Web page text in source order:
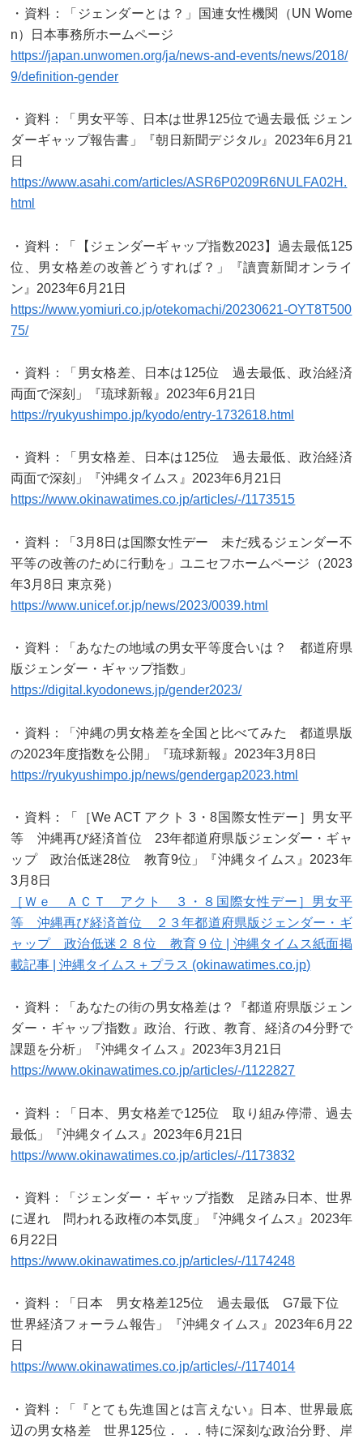
・資料：「ジェンダーとは？」国連女性機関（UN Wome
n）日本事務所ホームページ
https://japan.unwomen.org/ja/news-and-events/news/2018/
9/definition-gender
・資料：「男女平等、日本は世界125位で過去最低 ジェン
ダーギャップ報告書」『朝日新聞デジタル』2023年6月21
日
https://www.asahi.com/articles/ASR6P0209R6NULFA02H.
html
・資料：「【ジェンダーギャップ指数2023】過去最低125
位、男女格差の改善どうすれば？」『讀賣新聞オンライ
ン』2023年6月21日
https://www.yomiuri.co.jp/otekomachi/20230621-OYT8T500
75/
・資料：「男女格差、日本は125位 過去最低、政治経済
両面で深刻」『琉球新報』2023年6月21日
https://ryukyushimpo.jp/kyodo/entry-1732618.html
・資料：「男女格差、日本は125位 過去最低、政治経済
両面で深刻」『沖縄タイムス』2023年6月21日
https://www.okinawatimes.co.jp/articles/-/1173515
・資料：「3月8日は国際女性デー 未だ残るジェンダー不
平等の改善のために行動を」ユニセフホームページ（2023
年3月8日 東京発）
https://www.unicef.or.jp/news/2023/0039.html
・資料：「あなたの地域の男女平等度合いは？ 都道府県
版ジェンダー・ギャップ指数」
https://digital.kyodonews.jp/gender2023/
・資料：「沖縄の男女格差を全国と比べてみた 都道県版
の2023年度指数を公開」『琉球新報』2023年3月8日
https://ryukyushimpo.jp/news/gendergap2023.html
・資料：「［We ACT アクト 3・8国際女性デー］男女平
等 沖縄再び経済首位 23年都道府県版ジェンダー・ギャ
ップ 政治低迷28位 教育9位」『沖縄タイムス』2023年
3月8日
［Ｗｅ ＡＣＴ アクト ３・８国際女性デー］男女平
等 沖縄再び経済首位 ２３年都道府県版ジェンダー・ギ
ャップ 政治低迷２８位 教育９位 | 沖縄タイムス紙面掲
載記事 | 沖縄タイムス＋プラス (okinawatimes.co.jp)
・資料：「あなたの街の男女格差は？『都道府県版ジェン
ダー・ギャップ指数』政治、行政、教育、経済の4分野で
課題を分析」『沖縄タイムス』2023年3月21日
https://www.okinawatimes.co.jp/articles/-/1122827
・資料：「日本、男女格差で125位 取り組み停滞、過去
最低」『沖縄タイムス』2023年6月21日
https://www.okinawatimes.co.jp/articles/-/1173832
・資料：「ジェンダー・ギャップ指数 足踏み日本、世界
に遅れ 問われる政権の本気度」『沖縄タイムス』2023年
6月22日
https://www.okinawatimes.co.jp/articles/-/1174248
・資料：「日本 男女格差125位 過去最低 G7最下位
世界経済フォーラム報告」『沖縄タイムス』2023年6月22
日
https://www.okinawatimes.co.jp/articles/-/1174014
・資料：「『とても先進国とは言えない』日本、世界最底
辺の男女格差 世界125位．．．特に深刻な政治分野、岸